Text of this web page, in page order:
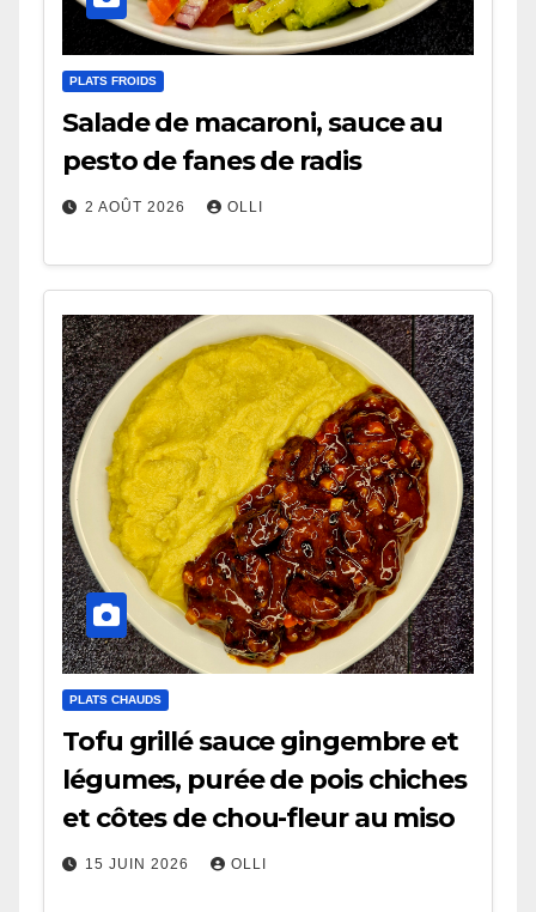
PLATS FROIDS
Salade de macaroni, sauce au
pesto de fanes de radis
2 AOÛT 2026 OLLI
PLATS CHAUDS
Tofu grillé sauce gingembre et
légumes, purée de pois chiches
et côtes de chou-fleur au miso
15 JUIN 2026 OLLI